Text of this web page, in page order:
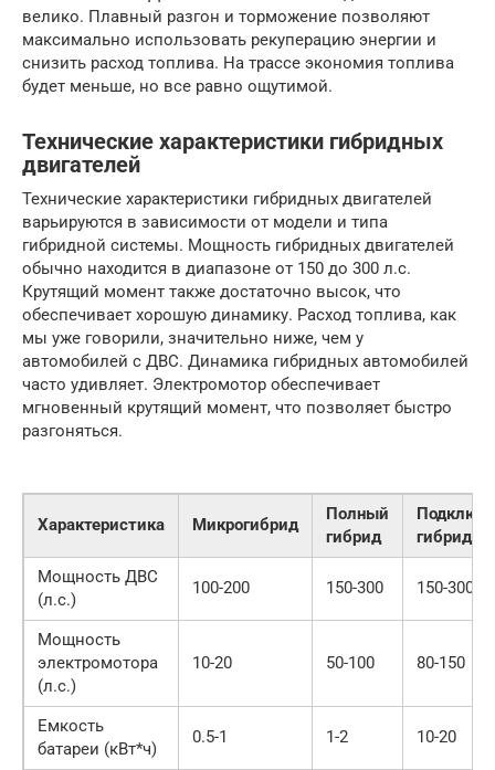
велико. Плавный разгон и торможение позволяют
максимально использовать рекуперацию энергии и
снизить расход топлива. На трассе экономия топлива
будет меньше, но все равно ощутимой.
Технические характеристики гибридных
двигателей
Технические характеристики гибридных двигателей
варьируются в зависимости от модели и типа
гибридной системы. Мощность гибридных двигателей
обычно находится в диапазоне от 150 до 300 л.с.
Крутящий момент также достаточно высок, что
обеспечивает хорошую динамику. Расход топлива, как
мы уже говорили, значительно ниже, чем у
автомобилей с ДВС. Динамика гибридных автомобилей
часто удивляет. Электромотор обеспечивает
мгновенный крутящий момент, что позволяет быстро
разгоняться.
Характеристика Микрогибрид
Полный
гибрид
гибрид
Мощность ДВС
(л.с.)
100-200 150-300 150-300
Мощность
электромотора
(л.с.)
10-20 50-100 80-150
Емкость
батареи (кВт*ч)
0.5-1 1-2 10-20